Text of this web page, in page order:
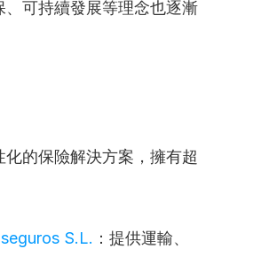
可持續發展等理念也逐漸
化的保險解決方案，擁有超
S.L. ：提供運輸、